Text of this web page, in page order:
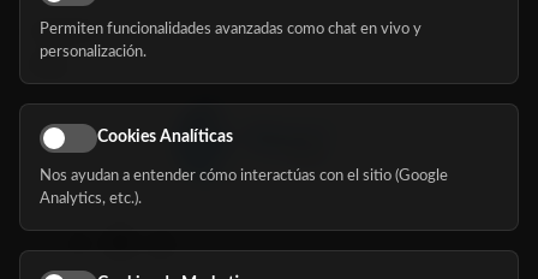
Nosotros
Síguenos
Permiten funcionalidades avanzadas como chat en vivo y
personalización.
Cookies Analíticas
Nos ayudan a entender cómo interactúas con el sitio (Google
Analytics, etc.).